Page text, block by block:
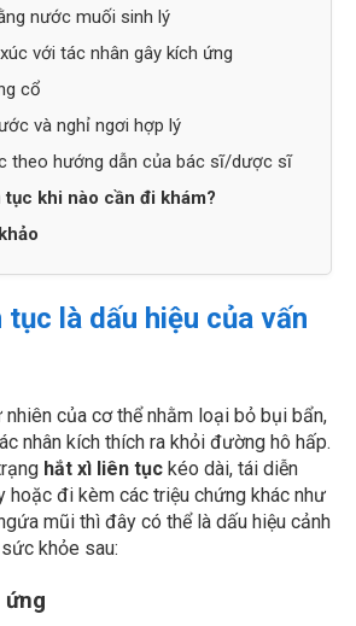
nước muối sinh lý
với tác nhân gây kích ứng
cổ
và nghỉ ngơi hợp lý
theo hướng dẫn của bác sĩ/dược sĩ
khi nào cần đi khám?
là dấu hiệu của vấn
của cơ thể nhằm loại bỏ bụi bẩn,
nhân kích thích ra khỏi đường hô hấp.
hắt xì liên tục kéo dài, tái diễn
hoặc đi kèm các triệu chứng khác như
mũi thì đây có thể là dấu hiệu cảnh
khỏe sau:
ứng